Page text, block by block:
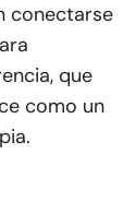
conectarse
que
como un